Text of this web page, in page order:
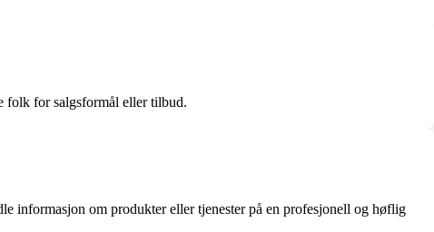
folk for salgsformål eller tilbud.
informasjon om produkter eller tjenester på en profesjonell og høflig